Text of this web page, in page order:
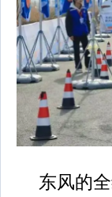
东风的